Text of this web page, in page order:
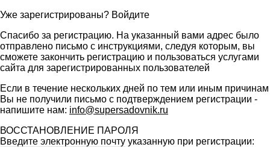
Уже зарегистрированы? Войдите
Спасибо за регистрацию. На указанный вами адрес было
отправлено письмо с инструкциями, следуя которым, вы
сможете закончить регистрацию и пользоваться услугами
сайта для зарегистрированных пользователей
Если в течение нескольких дней по тем или иным причинам
Вы не получили письмо с подтверждением регистрации -
напишите нам: info@supersadovnik.ru
ВОССТАНОВЛЕНИЕ ПАРОЛЯ
Введите электронную почту указанную при регистрации: